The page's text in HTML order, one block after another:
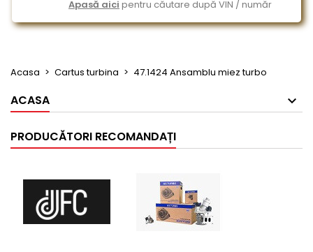
Apasă aici pentru căutare după VIN / număr
Acasa Cartus turbina 47.1424 Ansamblu miez turbo
ACASA
PRODUCĂTORI RECOMANDAȚI